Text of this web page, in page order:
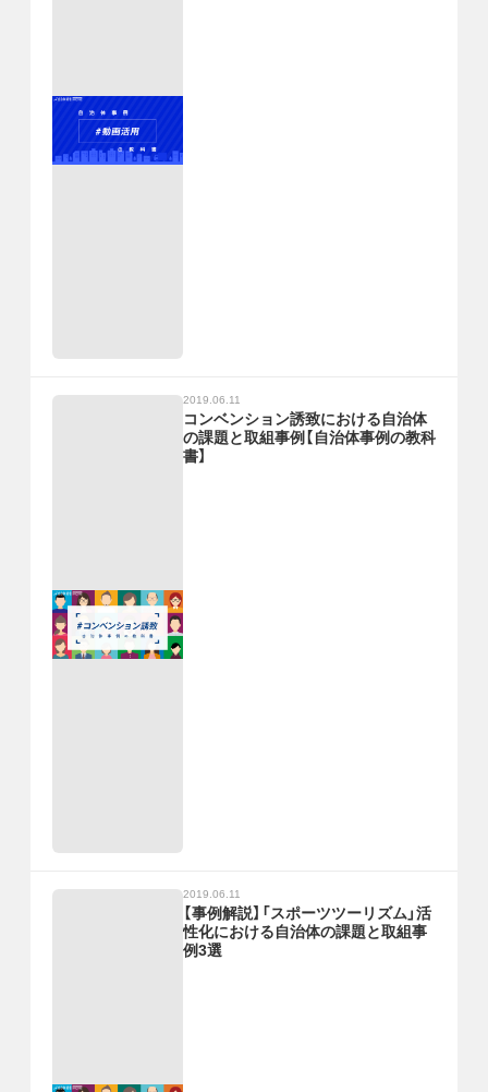
2019.06.11
コンベンション誘致における自治体
の課題と取組事例【自治体事例の教科
書】
2019.06.11
【事例解説】「スポーツツーリズム」活
性化における自治体の課題と取組事
例3選